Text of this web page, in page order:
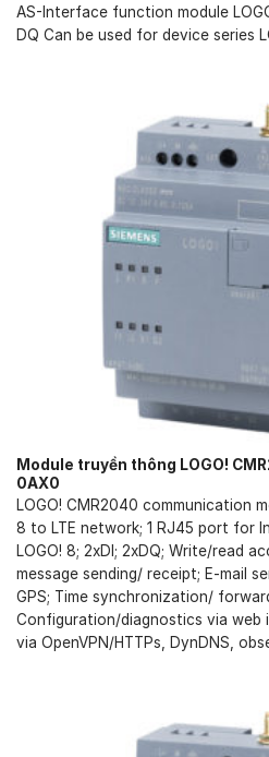
AS-Interface function module
DQ Can be used for device series
Module truyền thông LOGO!
0AX0
LOGO! CMR2040 communication
8 to LTE network; 1 RJ45 port for
LOGO! 8; 2xDI; 2xDQ; Write/read
message sending/ receipt; E-mail
GPS; Time synchronization/
Configuration/diagnostics via web
via OpenVPN/HTTPs, DynDNS,